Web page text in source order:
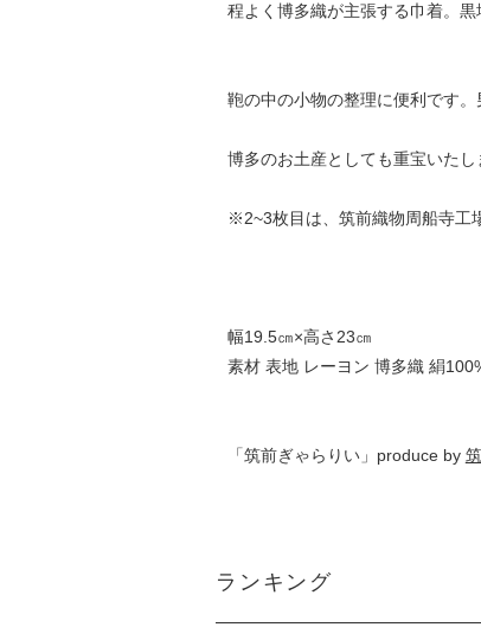
程よく博多織が主張する巾着。
鞄の中の小物の整理に便利です。
博多のお土産としても重宝いた
※2~3枚目は、筑前織物周船寺工
幅19.5㎝×高さ23㎝
素材 表地 レーヨン 博多織 絹
「筑前ぎゃらりい」produce by
ランキング